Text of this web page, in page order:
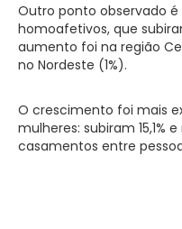
Outro ponto observado
homoafetivos, que
aumento foi na região
no Nordeste (1%).
O crescimento foi mais
mulheres: subiram 15,1%
casamentos entre